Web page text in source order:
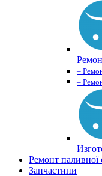
–
–
Ремонт паливної
Запчастини